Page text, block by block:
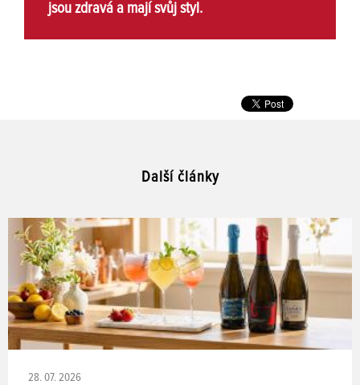
jsou zdravá a mají svůj styl.
Další články
28. 07. 2026